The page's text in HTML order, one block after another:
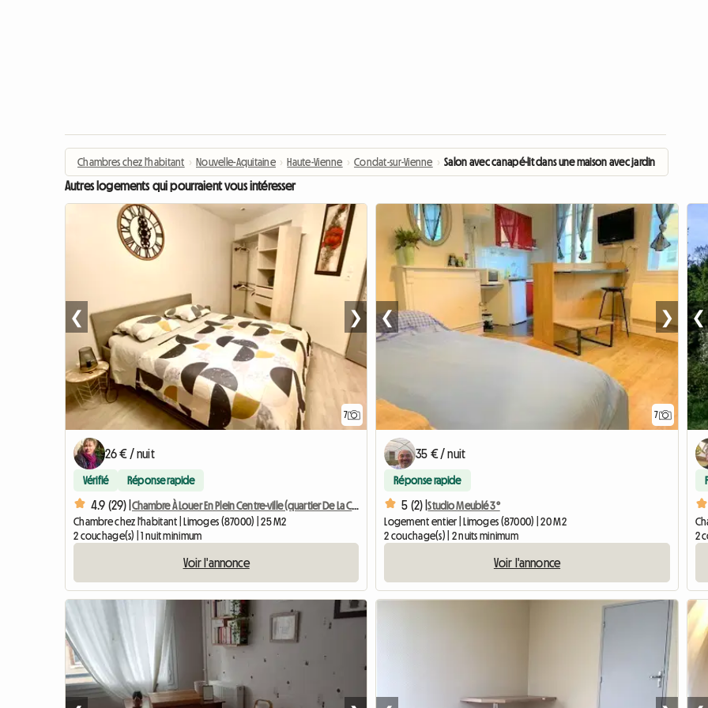
Chambres chez l'habitant › Nouvelle-Aquitaine › Haute-Vienne › Condat-sur-Vienne › Salon avec canapé-lit dans une maison avec jardin
Autres logements qui pourraient vous intéresser
7
❮ ❯
26 € / nuit
Vérifié Réponse rapide
4.9 (29) |
Chambre À Louer En Plein Centre-ville (quartier De La Cathéd
Chambre chez l'habitant | Limoges (87000) | 25 M2
2 couchage(s) | 1 nuit minimum
Voir l'annonce
7
❮ ❯
35 € / nuit
Réponse rapide
5 (2) |Studio Meublé 3°
Logement entier | Limoges (87000) | 20 M2
2 couchage(s) | 2 nuits minimum
Voir l'annonce
❮
2